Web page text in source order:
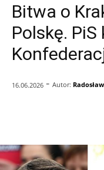
Bitwa o
Polskę.
16.06.2026 - Autor: